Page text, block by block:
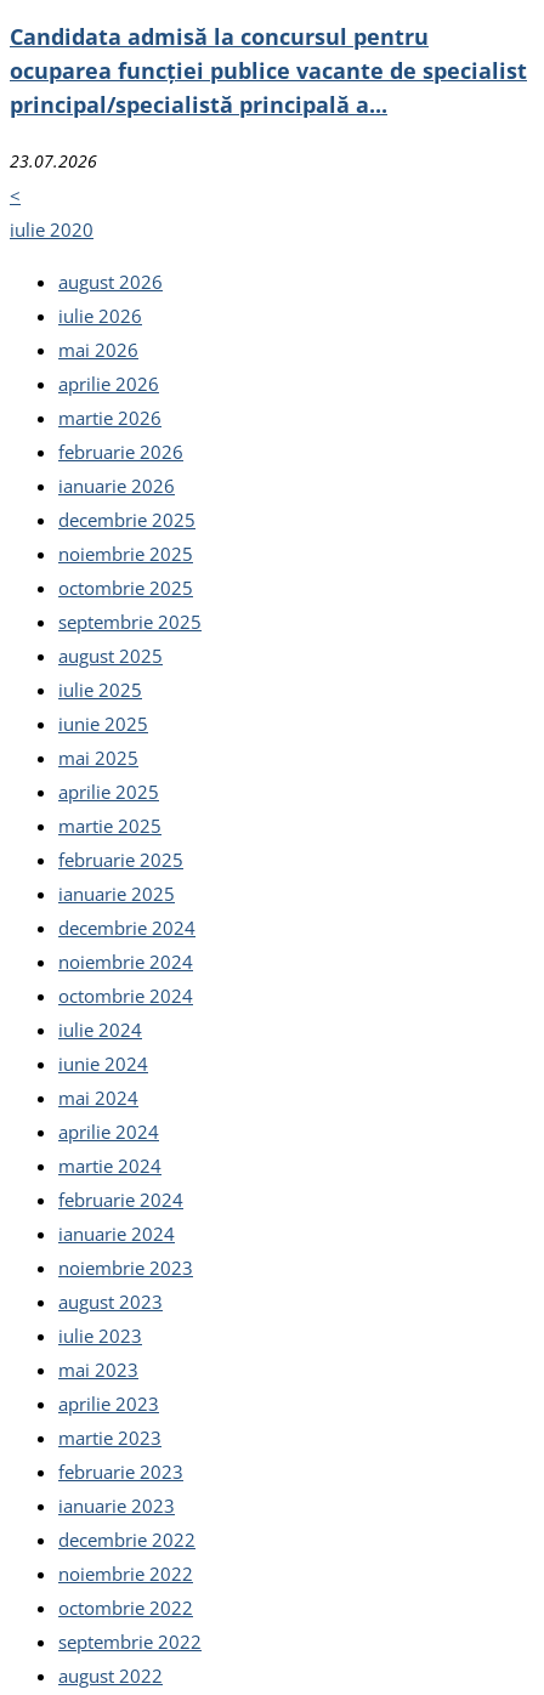
Candidata admisă la concursul pentru
ocuparea funcției publice vacante de specialist
principal/specialistă principală a...
23.07.2026
<
iulie 2020
august 2026
iulie 2026
mai 2026
aprilie 2026
martie 2026
februarie 2026
ianuarie 2026
decembrie 2025
noiembrie 2025
octombrie 2025
septembrie 2025
august 2025
iulie 2025
iunie 2025
mai 2025
aprilie 2025
martie 2025
februarie 2025
ianuarie 2025
decembrie 2024
noiembrie 2024
octombrie 2024
iulie 2024
iunie 2024
mai 2024
aprilie 2024
martie 2024
februarie 2024
ianuarie 2024
noiembrie 2023
august 2023
iulie 2023
mai 2023
aprilie 2023
martie 2023
februarie 2023
ianuarie 2023
decembrie 2022
noiembrie 2022
octombrie 2022
septembrie 2022
august 2022